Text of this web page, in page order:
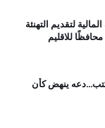
لتقديم التهنئة
للاقليم
ينهض كأن